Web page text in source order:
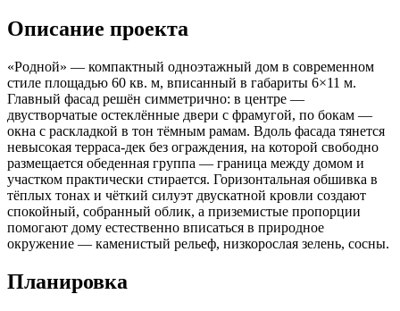
Описание проекта
«Родной» — компактный одноэтажный дом в современном
стиле площадью 60 кв. м, вписанный в габариты 6×11 м.
Главный фасад решён симметрично: в центре —
двустворчатые остеклённые двери с фрамугой, по бокам —
окна с раскладкой в тон тёмным рамам. Вдоль фасада тянется
невысокая терраса-дек без ограждения, на которой свободно
размещается обеденная группа — граница между домом и
участком практически стирается. Горизонтальная обшивка в
тёплых тонах и чёткий силуэт двускатной кровли создают
спокойный, собранный облик, а приземистые пропорции
помогают дому естественно вписаться в природное
окружение — каменистый рельеф, низкорослая зелень, сосны.
Планировка